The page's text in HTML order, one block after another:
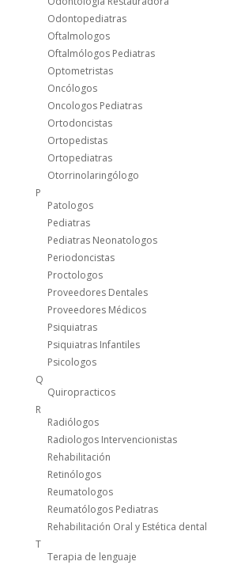
Odontopediatras
Oftalmologos
Oftalmólogos Pediatras
Optometristas
Oncólogos
Oncologos Pediatras
Ortodoncistas
Ortopedistas
Ortopediatras
Otorrinolaringólogo
P
Patologos
Pediatras
Pediatras Neonatologos
Periodoncistas
Proctologos
Proveedores Dentales
Proveedores Médicos
Psiquiatras
Psiquiatras Infantiles
Psicologos
Q
Quiropracticos
R
Radiólogos
Radiologos Intervencionistas
Rehabilitación
Retinólogos
Reumatologos
Reumatólogos Pediatras
Rehabilitación Oral y Estética dental
T
Terapia de lenguaje